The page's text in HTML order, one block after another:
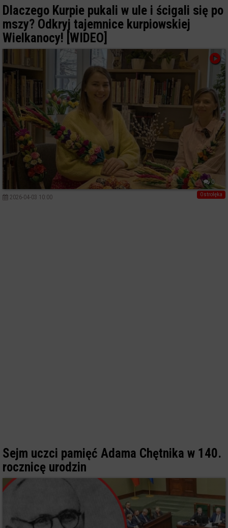
Dlaczego Kurpie pukali w ule i ścigali się po
mszy? Odkryj tajemnice kurpiowskiej
Wielkanocy! [WIDEO]
0
Ostrołęka
2026-04-03 10:00
Sejm uczci pamięć Adama Chętnika w 140.
rocznicę urodzin